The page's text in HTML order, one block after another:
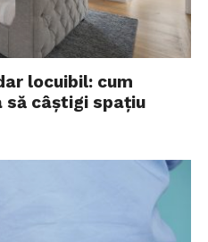
locuibil: cum
să câștigi spațiu